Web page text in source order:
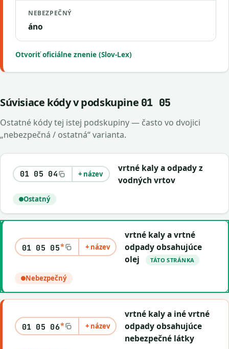
NEBEZPEČNÝ
áno
Otvoriť oficiálne znenie (Slov-Lex)
Súvisiace kódy v podskupine 01 05
Ostatné kódy tej istej podskupiny — často vo dvojici
„nebezpečná / ostatná“ varianta.
01 05 04 + název
vrtné kaly a odpady z
vodných vrtov
Ostatný
01 05 05* + název
vrtné kaly a vrtné
odpady obsahujúce
olej
TÁTO STRÁNKA
Nebezpečný
01 05 06* + název
vrtné kaly a iné vrtné
odpady obsahujúce
nebezpečné látky